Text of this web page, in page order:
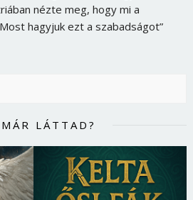
nézte meg, hogy mi a
hagyjuk ezt a szabadságot”
LÁTTAD?